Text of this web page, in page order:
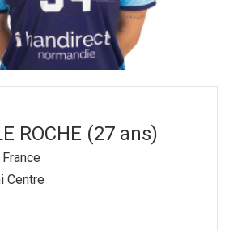
ROCHE (27 ans)
France
Centre